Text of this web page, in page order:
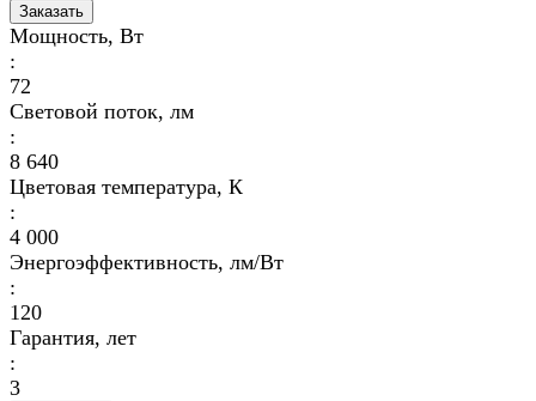
Заказать
Мощность, Вт
:
72
Световой поток, лм
:
8 640
Цветовая температура, К
:
4 000
Энергоэффективность, лм/Вт
:
120
Гарантия, лет
:
3